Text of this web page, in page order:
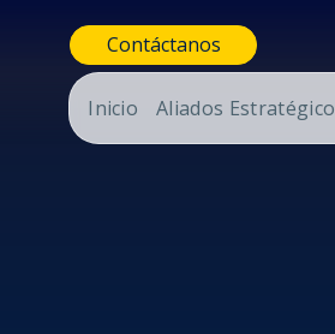
Contáctanos
Inicio Aliados